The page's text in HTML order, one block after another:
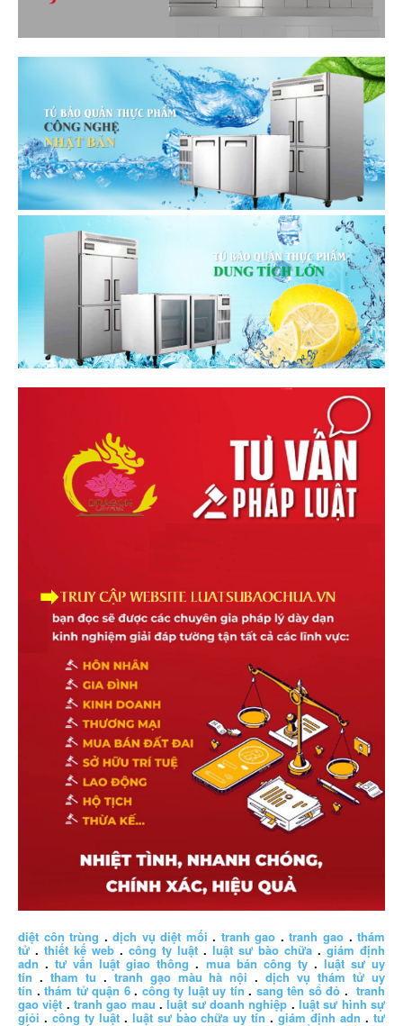
diệt côn trùng .dịch vụ diệt mối . tranh gao .tranh gao .thám
tử . thiết kế web . công ty luật . luật sư bào chữa . giám định
adn .tư vấn luật giao thông . mua bán công ty. luật sư uy
tín . tham tu . tranh gạo màu hà nội .dịch vụ thám tử uy
tín .thám tử quận 6. công ty luật uy tín . sang tên sổ đỏ .tranh
gao việt .tranh gao mau .luật sư doanh nghiệp .luật sư hình sự
giỏi . công ty luật. luật sư bào chữa uy tín .giám định adn .tư